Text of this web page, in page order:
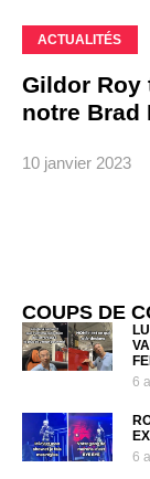
ACTUALITÉS
Gildor Roy
notre Brad
10 janvier 2023
COUPS DE
6
6